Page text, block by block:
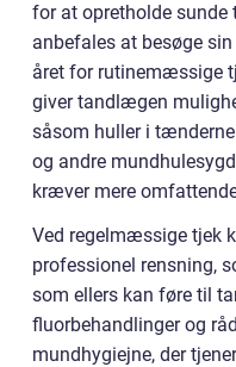
for at opretholde
anbefales at besøge
året for rutinemæssige
giver tandlægen
såsom huller i
og andre
kræver mere
Ved regelmæssige tjek
professionel rensning,
som ellers kan føre til
fluorbehandlinger og
mundhygiejne, der